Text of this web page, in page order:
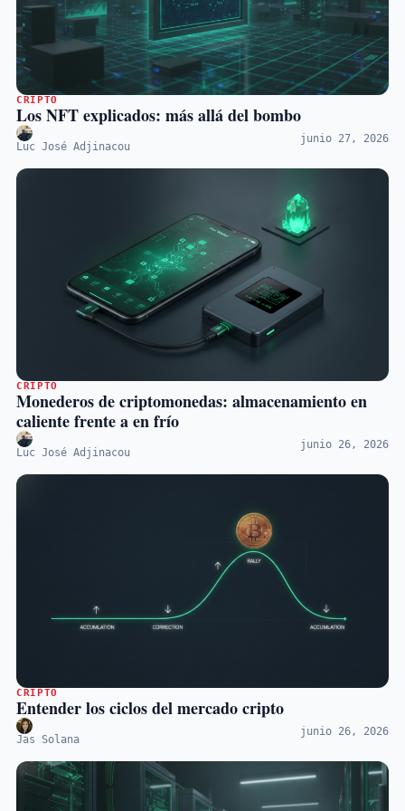
CRIPTO
Los NFT explicados: más allá del bombo
Luc José Adjinacou
junio 27, 2026
CRIPTO
Monederos de criptomonedas: almacenamiento en
caliente frente a en frío
Luc José Adjinacou
junio 26, 2026
CRIPTO
Entender los ciclos del mercado cripto
Jas Solana
junio 26, 2026